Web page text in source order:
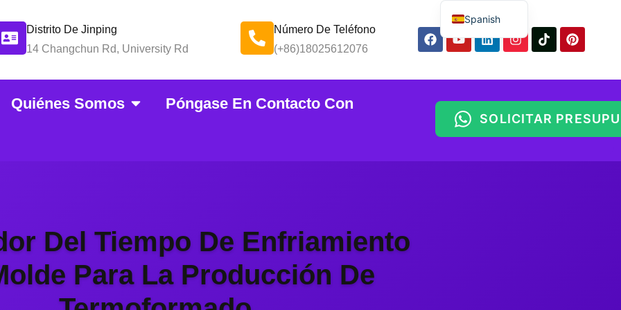
Distrito De Jinping
14 Changchun Rd, University Rd
Número De Teléfono
(+86)18025612076
Quiénes Somos
Póngase En Contacto Con
SOLICITAR
Refrigeración De
Del Tiempo De Enfriamiento
Para La Producción De
Spanish
English
Portuguese